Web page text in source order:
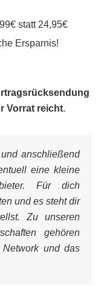
statt 24,95€
Ersparnis!
Vorrat reicht.
anschließend
eine kleine
Für dich
und es steht dir
Zu unseren
gehören
und das